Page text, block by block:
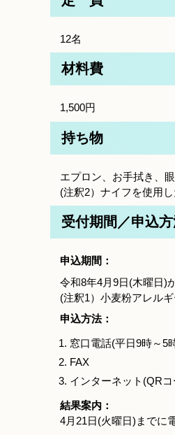
12名
材料費
1,500円
持ち物
エプロン、お手拭き、
(注釈2）ナイフを使用
受付期間／申込
申込期間：
令和8年4月9日(木曜日)
(注釈1）小麦粉アレル
申込方法：
窓口電話(平日9時～5
FAX
インターネット(QRコ
結果案内：
4月21日(火曜日)までに